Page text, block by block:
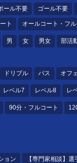
ール不要 ゴール不要
ト オールコート・フル
男 女 男女 部活
ドリブル パス オフ
レベル7 レベル8 レ
90分・フルコート
ョン 【専門家相談】